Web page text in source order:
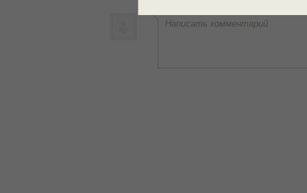
Написать комментарий